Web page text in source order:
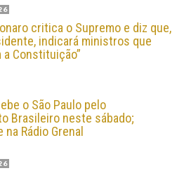
critica o Supremo e diz que,
indicará ministros que
a Constituição”
o São Paulo pelo
Brasileiro neste sábado;
Rádio Grenal